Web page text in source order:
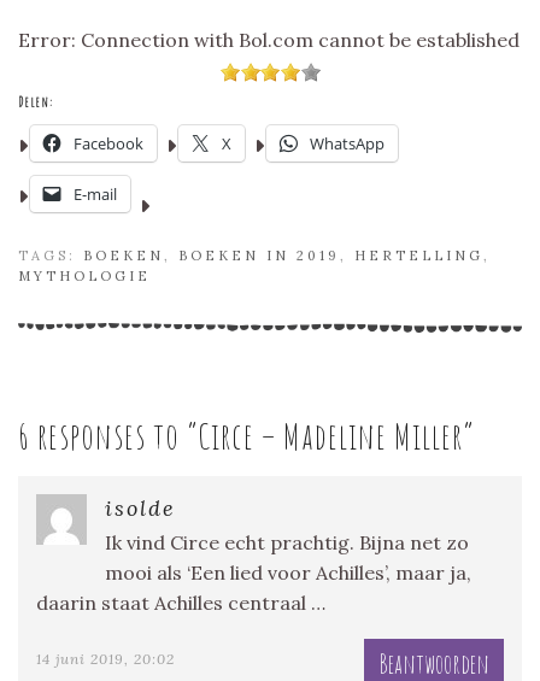
Error: Connection with Bol.com cannot be established
Delen:
Facebook X WhatsApp
E-mail
TAGS: BOEKEN BOEKEN IN 2019 HERTELLING
MYTHOLOGIE
6 responses to “Circe – Madeline Miller”
isolde
Ik vind Circe echt prachtig. Bijna net zo
mooi als ‘Een lied voor Achilles’, maar ja,
daarin staat Achilles centraal …
14 juni 2019, 20:02 Beantwoorden